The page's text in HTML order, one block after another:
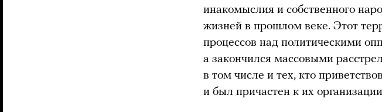
инакомыслия и собственного
жизней в прошлом веке. Этот
процессов над политическими
а закончился массовыми
в том числе и тех, кто
и был причастен к их